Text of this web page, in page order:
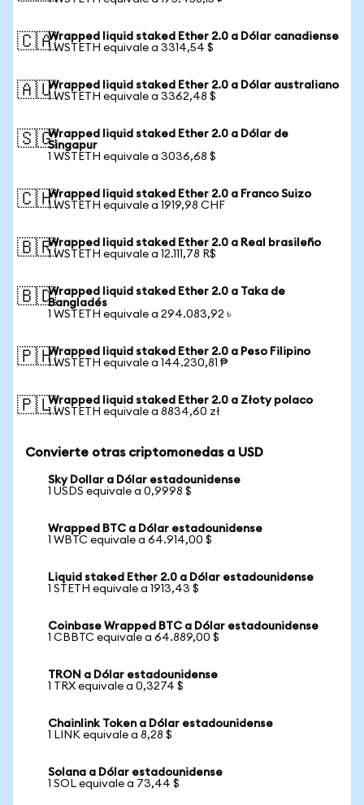
🇨🇦Wrapped liquid staked Ether 2.0 a Dólar canadiense
1 WSTETH equivale a 3314,54 $
🇦🇺Wrapped liquid staked Ether 2.0 a Dólar australiano
1 WSTETH equivale a 3362,48 $
🇸🇬Wrapped liquid staked Ether 2.0 a Dólar de
Singapur
1 WSTETH equivale a 3036,68 $
🇨🇭Wrapped liquid staked Ether 2.0 a Franco Suizo
1 WSTETH equivale a 1919,98 CHF
🇧🇷Wrapped liquid staked Ether 2.0 a Real brasileño
1 WSTETH equivale a 12.111,78 R$
🇧🇩Wrapped liquid staked Ether 2.0 a Taka de
Bangladés
1 WSTETH equivale a 294.083,92 ৳
🇵🇭Wrapped liquid staked Ether 2.0 a Peso Filipino
1 WSTETH equivale a 144.230,81 ₱
🇵🇱Wrapped liquid staked Ether 2.0 a Złoty polaco
1 WSTETH equivale a 8834,60 zł
Convierte otras criptomonedas a USD
Sky Dollar a Dólar estadounidense
1 USDS equivale a 0,9998 $
Wrapped BTC a Dólar estadounidense
1 WBTC equivale a 64.914,00 $
Liquid staked Ether 2.0 a Dólar estadounidense
1 STETH equivale a 1913,43 $
Coinbase Wrapped BTC a Dólar estadounidense
1 CBBTC equivale a 64.889,00 $
TRON a Dólar estadounidense
1 TRX equivale a 0,3274 $
Chainlink Token a Dólar estadounidense
1 LINK equivale a 8,28 $
Solana a Dólar estadounidense
1 SOL equivale a 73,44 $